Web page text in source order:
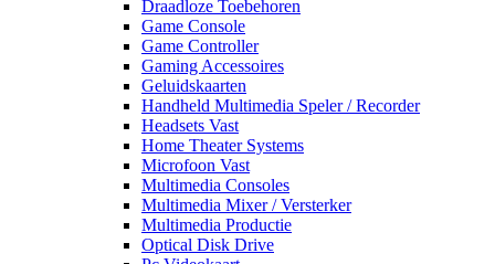
Draadloze Toebehoren
Game Console
Game Controller
Gaming Accessoires
Geluidskaarten
Handheld Multimedia Speler / Recorder
Headsets Vast
Home Theater Systems
Microfoon Vast
Multimedia Consoles
Multimedia Mixer / Versterker
Multimedia Productie
Optical Disk Drive